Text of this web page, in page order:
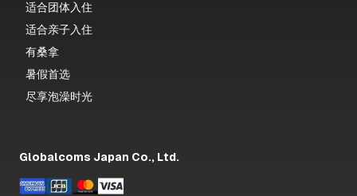
适合团体入住
适合亲子入住
有桑拿
暑假首选
尽享泡澡时光
Globalcoms Japan Co., Ltd.